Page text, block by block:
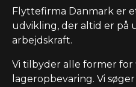
Flyttefirma Danmark er
udvikling, der altid er på
arbejdskraft.
Vi tilbyder alle former
lageropbevaring. Vi